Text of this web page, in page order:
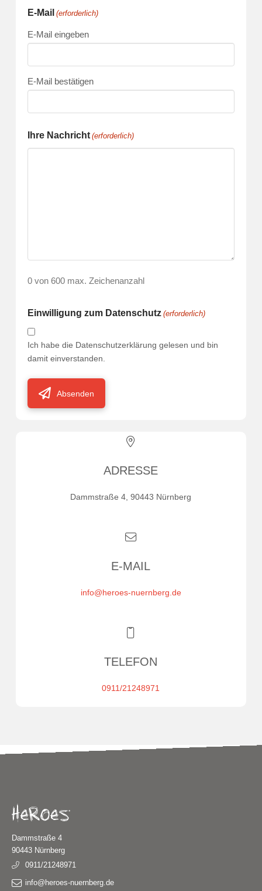
E-Mail (erforderlich)
E-Mail eingeben
E-Mail bestätigen
Ihre Nachricht (erforderlich)
0 von 600 max. Zeichenanzahl
Einwilligung zum Datenschutz (erforderlich)
Ich habe die Datenschutzerklärung gelesen und bin
damit einverstanden.
Absenden
ADRESSE
Dammstraße 4, 90443 Nürnberg
E-MAIL
info@heroes-nuernberg.de
TELEFON
0911/21248971
Dammstraße 4
90443 Nürnberg
0911/21248971
info@heroes-nuernberg.de